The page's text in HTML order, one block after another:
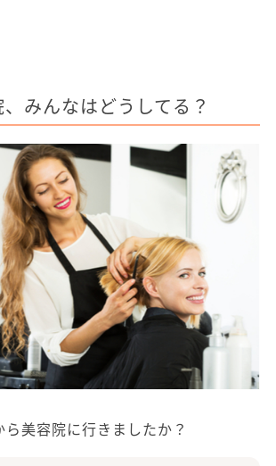
みんなはどうしてる？
美容院に行きましたか？